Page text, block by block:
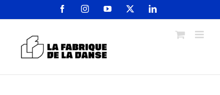
FacebookInstagramYouTube LinkedIn